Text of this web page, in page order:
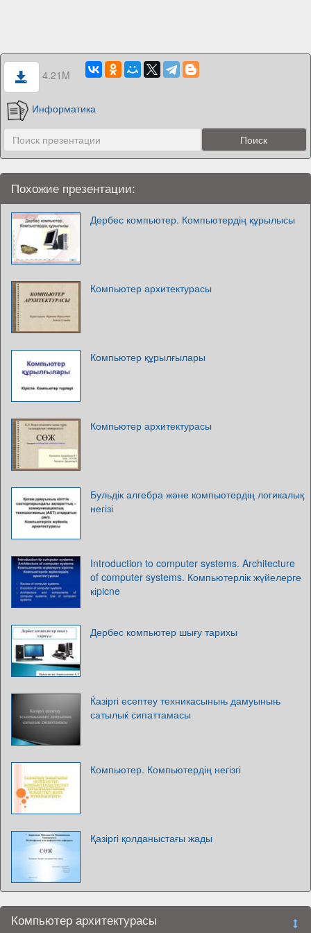
4.21M
Информатика
Похожие презентации:
Дербес компьютер. Компьютердің құрылысы
Компьютер архитектурасы
Компьютер құрылғылары
Компьютер архитектурасы
Бульдік алгебра және компьютердің логикалық
негізі
Introduction to computer systems. Architecture
of computer systems. Компьютерлік жүйелерге
кіpicne
Дербес компьютер шығу тарихы
Ќазіргі есептеу техникасыныњ дамуыныњ
сатылыќ сипаттамасы
Компьютер. Компьютердің негізгі
Қазіргі қолданыстағы жады
Компьютер архитектурасы